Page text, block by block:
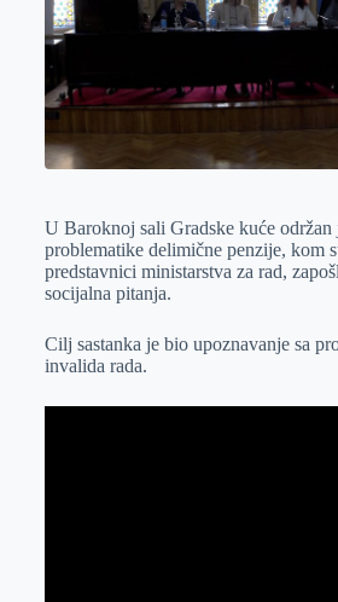
k
n
e
r
d
n
A
p
U Baroknoj sali Gradske kuće održan
problematike delimične penzije, kom
predstavnici ministarstva za rad,
socijalna pitanja.
Cilj sastanka je bio upoznavanje sa
invalida rada.